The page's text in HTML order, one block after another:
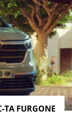
TA FURGONE